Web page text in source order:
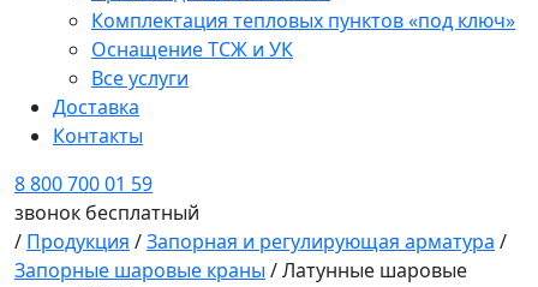
Комплектация тепловых пунктов «под ключ»
Оснащение ТСЖ и УК
Все услуги
Доставка
Контакты
8 800 700 01 59
звонок бесплатный
/ Продукция /Запорная и регулирующая арматура /
Запорные шаровые краны /Латунные шаровые